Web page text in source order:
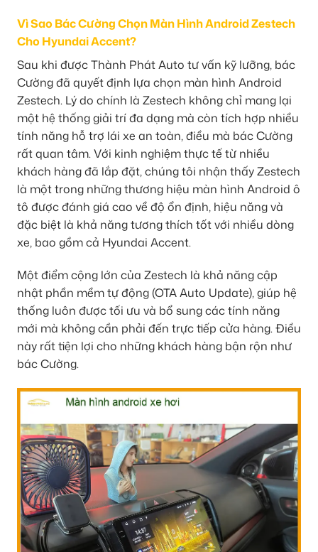
Vì Sao Bác Cường Chọn Màn Hình Android Zestech
Cho Hyundai Accent?
Sau khi được Thành Phát Auto tư vấn kỹ lưỡng, bác
Cường đã quyết định lựa chọn màn hình Android
Zestech. Lý do chính là Zestech không chỉ mang lại
một hệ thống giải trí đa dạng mà còn tích hợp nhiều
tính năng hỗ trợ lái xe an toàn, điều mà bác Cường
rất quan tâm. Với kinh nghiệm thực tế từ nhiều
khách hàng đã lắp đặt, chúng tôi nhận thấy Zestech
là một trong những thương hiệu màn hình Android ô
tô được đánh giá cao về độ ổn định, hiệu năng và
đặc biệt là khả năng tương thích tốt với nhiều dòng
xe, bao gồm cả Hyundai Accent.
Một điểm cộng lớn của Zestech là khả năng cập
nhật phần mềm tự động (OTA Auto Update), giúp hệ
thống luôn được tối ưu và bổ sung các tính năng
mới mà không cần phải đến trực tiếp cửa hàng. Điều
này rất tiện lợi cho những khách hàng bận rộn như
bác Cường.